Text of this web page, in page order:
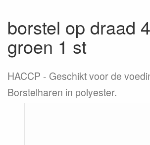
borstel op draad
groen 1 st
HACCP - Geschikt voor de
Borstelharen in polyester.